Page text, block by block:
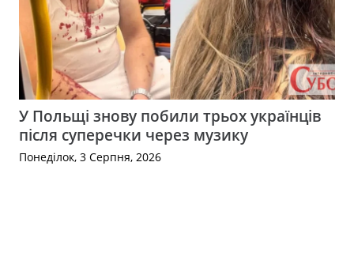
У Польщі знову побили трьох українців
після суперечки через музику
Понеділок, 3 Серпня, 2026